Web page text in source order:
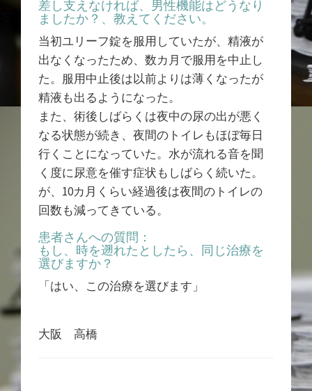
差し支えなければ、男性機能はどうなり
ましたか？、教えてください。
当初ユリーフ錠を服用していたが、精液が
出なくなったため、数カ月で服用を中止し
た。服用中止後は以前よりは薄くなったが
精液も出るようになった。
また、術後しばらくは夜中の尿の出が悪く
なる状態が続き、夜間のトイレもほぼ毎日
行くことになっていた。水が流れる音を聞
く度に尿意を催す症状もしばらく続いた。
が、10カ月くらい経過後は夜間のトイレの
回数も減ってきている。
患者さんへの質問：
もし、時を遡れたとしたら、同じ治療を
選びますか？
「はい、この治療を選びます」
大阪 高橋